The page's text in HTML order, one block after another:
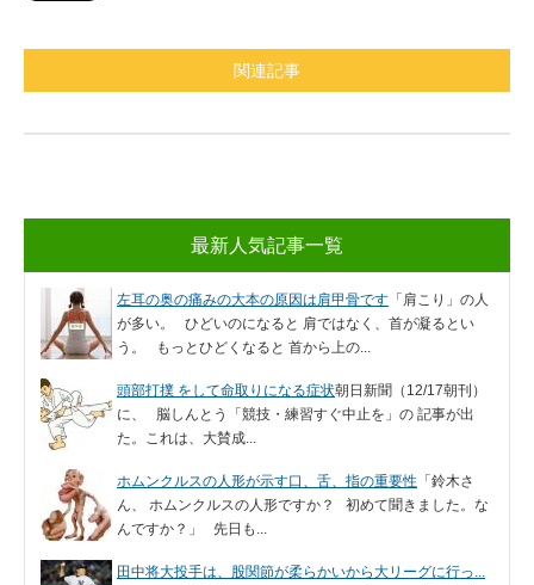
関連記事
最新人気記事一覧
左耳の奥の痛みの大本の原因は肩甲骨です 「肩こり」の人
が多い。 ひどいのになると 肩ではなく、首が凝るとい
う。 もっとひどくなると 首から上の...
頭部打撲 をして命取りになる症状朝日新聞（12/17朝刊）
に、 脳しんとう「競技・練習すぐ中止を」の 記事が出
た。これは、大賛成...
ホムンクルスの人形が示す口、舌、指の重要性 「鈴木さ
ん、 ホムンクルスの人形ですか？ 初めて聞きました。な
んですか？」 先日も...
田中将大投手は、股関節が柔らかいから大リーグに行っ...